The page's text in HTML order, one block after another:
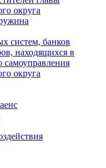
округа
систем, банков
находящихся в
самоуправления
округа